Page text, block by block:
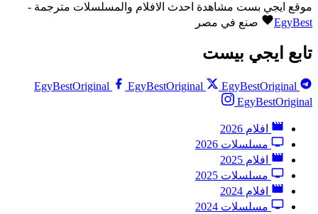
موقع ايجي بست مشاهدة احدث الافلام والمسلسلات مترجمة -
EgyBest
صنع في مصر
تابع ايجي بيست
EgyBestOriginal EgyBestOriginal
EgyBestOriginal
EgyBestOriginal
افلام 2026
مسلسلات 2026
افلام 2025
مسلسلات 2025
افلام 2024
مسلسلات 2024